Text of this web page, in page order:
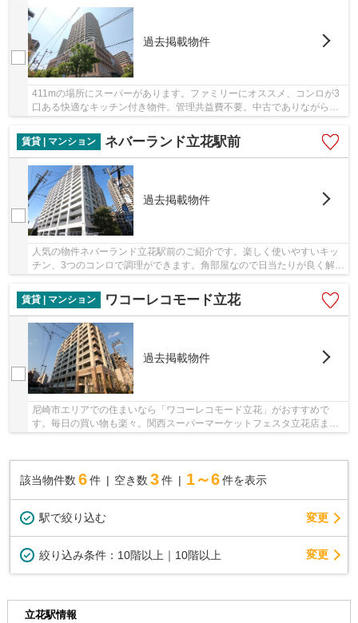
過去掲載物件
411mの場所にスーパーがあります。ファミリーにオススメ、コンロが3
口ある快適なキッチン付き物件。管理共益費不要。中古でありながらも
賃貸 | マンション
ネバーランド立花駅前
過去掲載物件
人気の物件ネバーランド立花駅前のご紹介です。楽しく使いやすいキッ
チン、3つのコンロで調理ができます。角部屋なので日当たりが良く解放
感があり快適に生活できます。駅から徒歩80m...
賃貸 | マンション
ワコーレコモード立花
過去掲載物件
尼崎市エリアでの住まいなら「ワコーレコモード立花」がおすすめで
す。毎日の買い物も楽々。関西スーパーマーケットフェスタ立花店まで
177mと近くておススメです。室内に洗濯機スペー...
該当物件数 6件 空き数 3 件 1～6 件を表示
駅で絞り込む 変更
絞り込み条件： 10階以上｜10階以上 変更
立花駅情報